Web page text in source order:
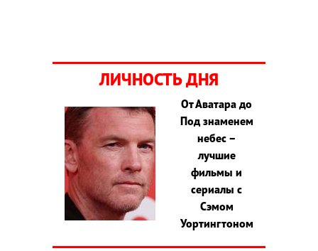
ЛИЧНОСТЬ ДНЯ
От Аватара до
Под знаменем
небес –
лучшие
фильмы и
сериалы с
Сэмом
Уортингтоном